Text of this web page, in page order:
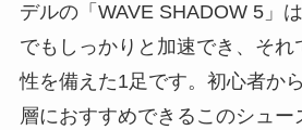
デルの「WAVE SHADOW 5」
でもしっかりと加速でき、それ
性を備えた1足です。初心者か
層におすすめできるこのシュー